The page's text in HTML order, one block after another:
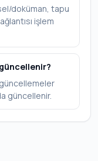
doküman, tapu
işlem
güncellenir.